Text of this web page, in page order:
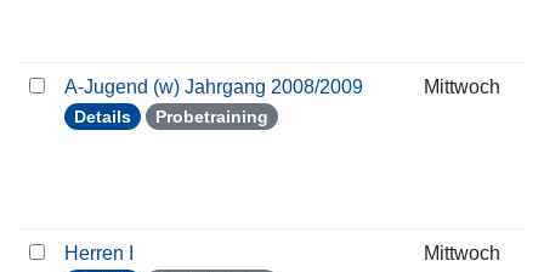
A-Jugend (w) Jahrgang 2008/2009
Details Probetraining
Mittwoch
Herren I Mittwoch